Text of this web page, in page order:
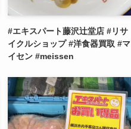
#エキスパート藤沢辻堂店 #リサ
イクルショップ #洋食器買取 #マ
イセン #meissen